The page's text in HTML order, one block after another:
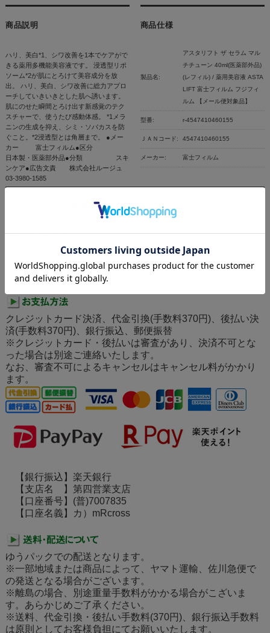
商品説明
ハリ、美白*1、シワ改善を1本でケアがで
きる薬用多機能美容液です。 浸透型リポ
ソーム*2が肌にとろけて美容成分を放
出。 ハリ、美白、シワ改善に総力アプロ
ーチしていきいきとした肌へ誘います。
肌にのせた瞬間とろけ出す新感覚のテク
スチャーで、使うたび感動体感。 *1メラ
ニンの生成を抑え、シミ・ソバカスを防
ぐこと。*2浸透型とは角層まで。 ●メー
カー 富士フィルム●区分
日本製・医薬部外品●分類 スキ
ンケア●広告文責 株式会社ルージュ
03-3980-1585
商品仕様
製品名:
アスタリフト ザ セラム マル
チチューン 40ml(医薬部外品)
(レフィル) / 薬用美容液 ASTA
LIFT 富士フィルム フジフィ
ルム 【メール便対象品】
型番: r-4547410460155
ＪＡＮコード: 4547410460155
メーカー: 富士フィルム
激安コスメ化粧品通販BSC｜ご利用ガイド
インターネットにて24時間受け付けております。
ご注文やご質問メールの対応は、土日祝日を除く平日の
みの対応となります。
クレジットカード決済、代金引換(手数料370円)、後払い決
済(手数料370円)、銀行振込、郵便振替
※クレジットカード・後払いは審査があり、決済不可とな
った場合は別途ご連絡いたします。
なお、審査不可によるキャンセルはキャンセル料がかかり
ます。
【銀行振込】楽天銀行
【支店名 】第四営業支店
【口座番号】(普)7007835
【口座名義】カ）mRcross
ゆうパックでの配送となります。
※一部地域または商品によって、ヤマト運輸、佐川急便で
の発送となる場合がございます。
※離島の場合、別途重量手数料がかかる場合がこざいま
す。あらかじめご了承ください。
※送料、代金引換・後払い手数料(370円)、銀行振込手数料
は原則としてお客様負担にてお願いいたします。